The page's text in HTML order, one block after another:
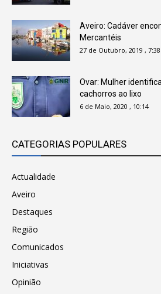
Aveiro: Cadáver
Mercantéis
27 de Outubro, 2019 , 7:38
Ovar: Mulher
cachorros ao lixo
6 de Maio, 2020 , 10:14
CATEGORIAS POPULARES
Actualidade
Aveiro
Destaques
Região
Comunicados
Iniciativas
Opinião